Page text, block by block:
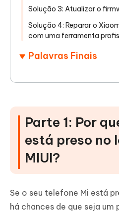
Solução 3: Atualizar o
Solução 4: Reparar o
com uma ferramenta
Palavras Finais
Parte 1: Por
está preso no
MIUI?
Se o seu telefone Mi está
há chances de que seja